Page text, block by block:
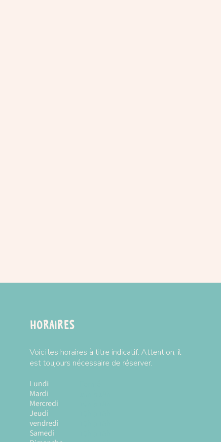
Horaires
Voici les horaires à titre indicatif. Attention, il
est toujours nécessaire de réserver.
Lundi
Mardi
Mercredi
Jeudi
vendredi
Samedi